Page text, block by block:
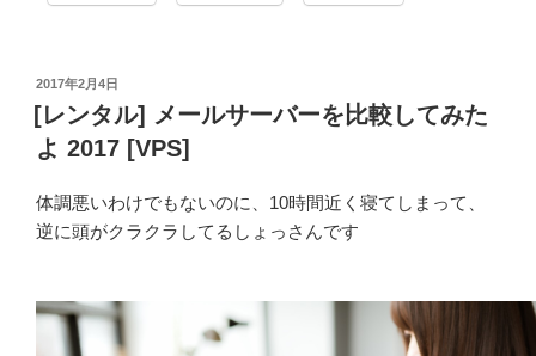
投
稿
日:
2017年2月4日
[レンタル] メールサーバーを比較してみた
よ 2017 [VPS]
体調悪いわけでもないのに、10時間近く寝てしまって、
逆に頭がクラクラしてるしょっさんです